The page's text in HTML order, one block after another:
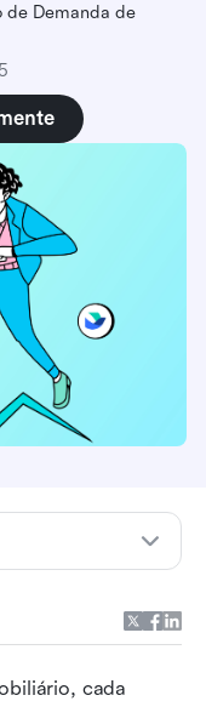
de Demanda de
cada